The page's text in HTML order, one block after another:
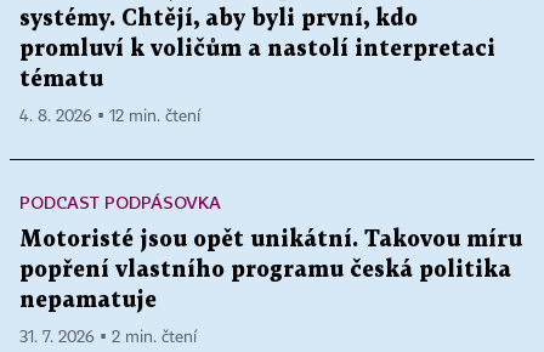
systémy. Chtějí, aby byli první, kdo
promluví k voličům a nastolí interpretaci
tématu
4. 8. 2026 ▪ 12 min. čtení
PODCAST PODPÁSOVKA
Motoristé jsou opět unikátní. Takovou míru
popření vlastního programu česká politika
nepamatuje
31. 7. 2026 ▪ 2 min. čtení